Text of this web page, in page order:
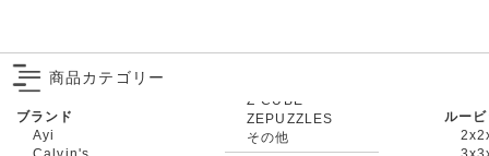
商品カテゴリー
ブランド
Ayi
ZEPUZZLES
その他
ルー